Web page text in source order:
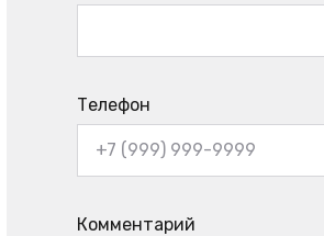
Телефон
Комментарий